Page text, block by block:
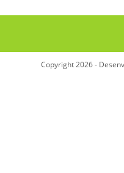
Copyright 2026 -